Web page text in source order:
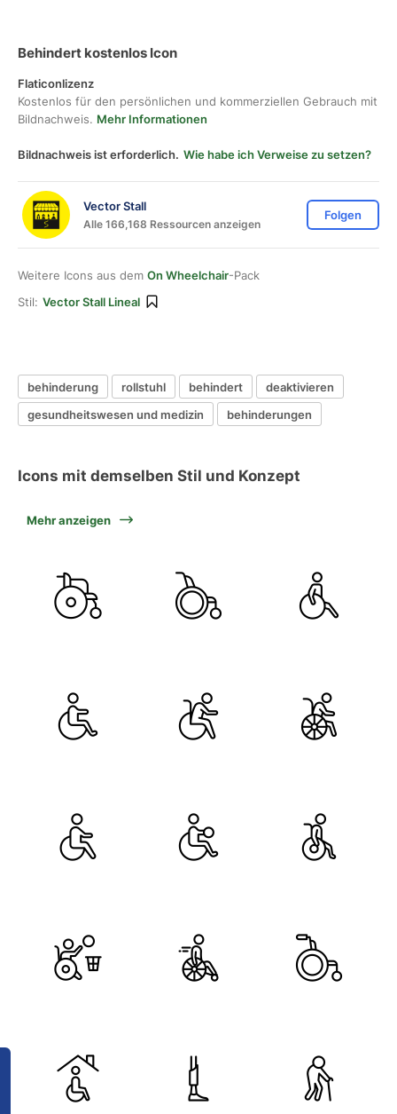
Behindert kostenlos Icon
Flaticonlizenz
Kostenlos für den persönlichen und kommerziellen Gebrauch mit
Bildnachweis. Mehr Informationen
Bildnachweis ist erforderlich. Wie habe ich Verweise zu setzen?
Vector Stall
Alle 166,168 Ressourcen anzeigen
Folgen
Weitere Icons aus dem On Wheelchair-Pack
Stil: Vector Stall Lineal
behinderung rollstuhl behindert
deaktivieren
gesundheitswesen und medizin
behinderungen
Icons mit demselben Stil und Konzept
Mehr anzeigen